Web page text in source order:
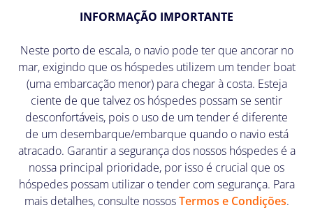
INFORMAÇÃO IMPORTANTE
Neste porto de escala, o navio pode ter que ancorar no
mar, exigindo que os hóspedes utilizem um tender boat
(uma embarcação menor) para chegar à costa. Esteja
ciente de que talvez os hóspedes possam se sentir
desconfortáveis, pois o uso de um tender é diferente
de um desembarque/embarque quando o navio está
atracado. Garantir a segurança dos nossos hóspedes é a
nossa principal prioridade, por isso é crucial que os
hóspedes possam utilizar o tender com segurança. Para
mais detalhes, consulte nossosTermos e Condições.